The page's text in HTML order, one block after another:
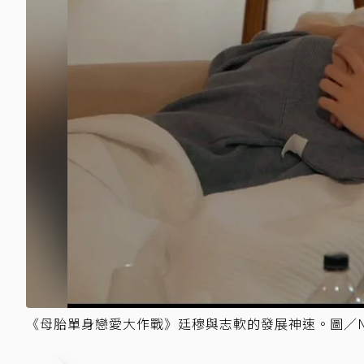
《母胎單身戀愛大作戰》廷穆與志軟的發展神速。圖